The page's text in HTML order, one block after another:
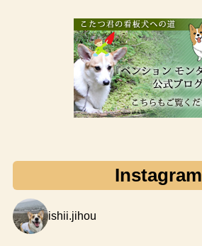
Instagram
ishii.jihou